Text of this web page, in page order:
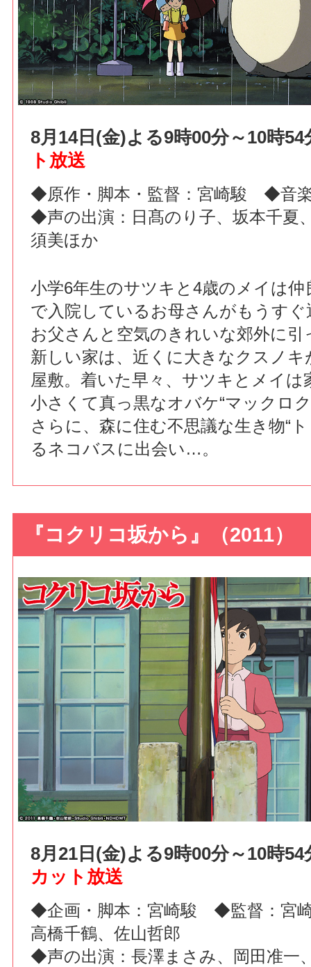
8月14日(金)よる9時00分～10時
ト放送
◆原作・脚本・監督：宮崎駿 ◆音
◆声の出演：日髙のり子、坂本千夏
須美ほか
小学6年生のサツキと4歳のメイは仲
で入院しているお母さんがもうす
お父さんと空気のきれいな郊外に引
新しい家は、近くに大きなクスノ
屋敷。着いた早々、サツキとメイは
小さくて真っ黒なオバケ“マックロ
さらに、森に住む不思議な生き物“
るネコバスに出会い…。
『コクリコ坂から』（2011）
8月21日(金)よる9時00分～10時
カット放送
◆企画・脚本：宮崎駿 ◆監督：宮
高橋千鶴、佐山哲郎
◆声の出演：長澤まさみ、岡田准一